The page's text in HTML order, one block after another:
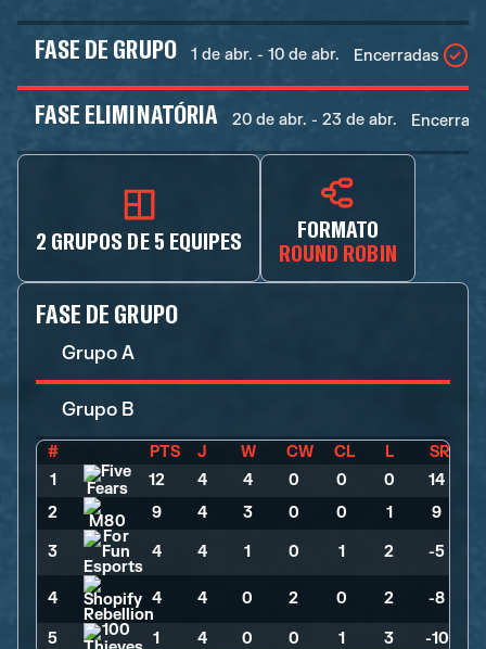
FASE DE GRUPO 1 de abr. - 10 de abr. Encerradas
FASE ELIMINATÓRIA 20 de abr. - 23 de abr.
2 GRUPOS DE 5 EQUIPES
FORMATO
ROUND ROBIN
FASE DE GRUPO
Grupo A
Grupo B
# PTS J W CW CL L
SR
1
12 4 4 0 0 0
14
2
9 4 3 0 0 1 9
3 4 4 1 0 1 2 -5
4 4 4 0 2 0 2 -8
5 1 4 0 0 1 3 -10